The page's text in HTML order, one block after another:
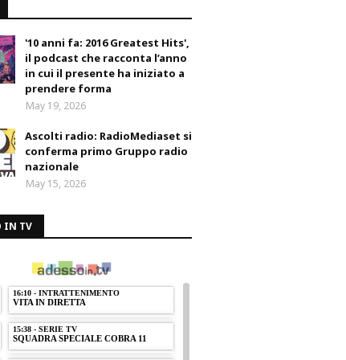
'10 anni fa: 2016 Greatest Hits',
il podcast che racconta l’anno
in cui il presente ha iniziato a
prendere forma
May 19, 2026
Ascolti radio: RadioMediaset si
conferma primo Gruppo radio
nazionale
May 15, 2026
IN TV